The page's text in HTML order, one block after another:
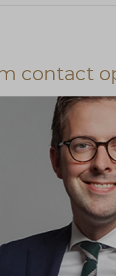
contact